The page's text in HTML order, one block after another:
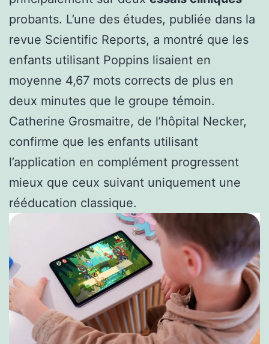
probants. L’une des études, publiée dans la
revue Scientific Reports, a montré que les
enfants utilisant Poppins lisaient en
moyenne 4,67 mots corrects de plus en
deux minutes que le groupe témoin.
Catherine Grosmaitre, de l’hôpital Necker,
confirme que les enfants utilisant
l’application en complément progressent
mieux que ceux suivant uniquement une
rééducation classique.